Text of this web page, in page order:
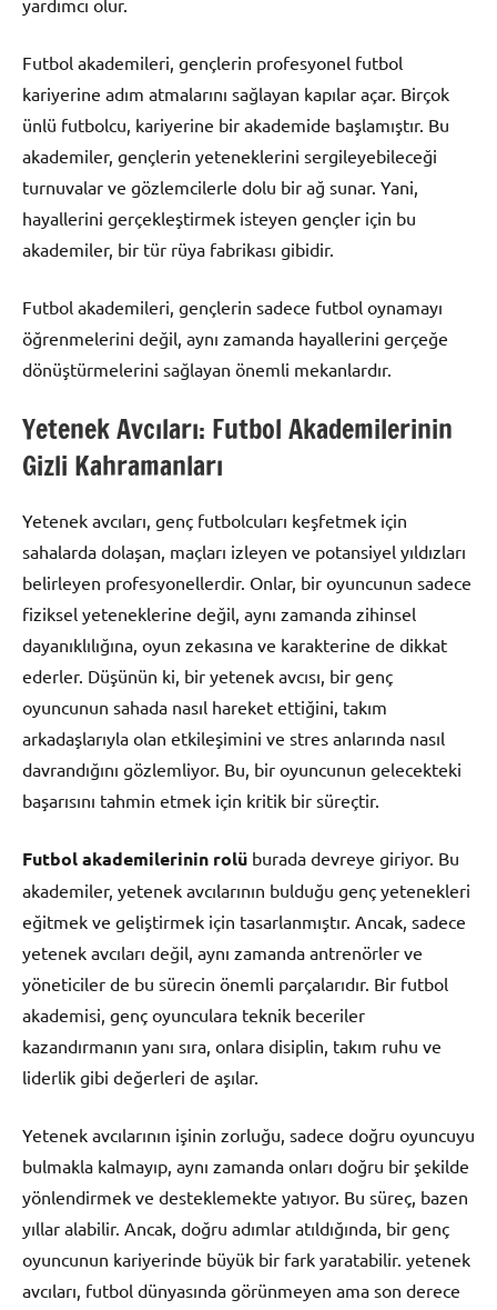
Futbol akademileri, gençlerin profesyonel futbol
kariyerine adım atmalarını sağlayan kapılar açar. Birçok
ünlü futbolcu, kariyerine bir akademide başlamıştır. Bu
akademiler, gençlerin yeteneklerini sergileyebileceği
turnuvalar ve gözlemcilerle dolu bir ağ sunar. Yani,
hayallerini gerçekleştirmek isteyen gençler için bu
akademiler, bir tür rüya fabrikası gibidir.
Futbol akademileri, gençlerin sadece futbol oynamayı
öğrenmelerini değil, aynı zamanda hayallerini gerçeğe
dönüştürmelerini sağlayan önemli mekanlardır.
Yetenek Avcıları: Futbol Akademilerinin
Gizli Kahramanları
Yetenek avcıları, genç futbolcuları keşfetmek için
sahalarda dolaşan, maçları izleyen ve potansiyel yıldızları
belirleyen profesyonellerdir. Onlar, bir oyuncunun sadece
fiziksel yeteneklerine değil, aynı zamanda zihinsel
dayanıklılığına, oyun zekasına ve karakterine de dikkat
ederler. Düşünün ki, bir yetenek avcısı, bir genç
oyuncunun sahada nasıl hareket ettiğini, takım
arkadaşlarıyla olan etkileşimini ve stres anlarında nasıl
davrandığını gözlemliyor. Bu, bir oyuncunun gelecekteki
başarısını tahmin etmek için kritik bir süreçtir.
Futbol akademilerinin rolü burada devreye giriyor. Bu
akademiler, yetenek avcılarının bulduğu genç yetenekleri
eğitmek ve geliştirmek için tasarlanmıştır. Ancak, sadece
yetenek avcıları değil, aynı zamanda antrenörler ve
yöneticiler de bu sürecin önemli parçalarıdır. Bir futbol
akademisi, genç oyunculara teknik beceriler
kazandırmanın yanı sıra, onlara disiplin, takım ruhu ve
liderlik gibi değerleri de aşılar.
Yetenek avcılarının işinin zorluğu, sadece doğru oyuncuyu
bulmakla kalmayıp, aynı zamanda onları doğru bir şekilde
yönlendirmek ve desteklemekte yatıyor. Bu süreç, bazen
yıllar alabilir. Ancak, doğru adımlar atıldığında, bir genç
oyuncunun kariyerinde büyük bir fark yaratabilir. yetenek
avcıları, futbol dünyasında görünmeyen ama son derece